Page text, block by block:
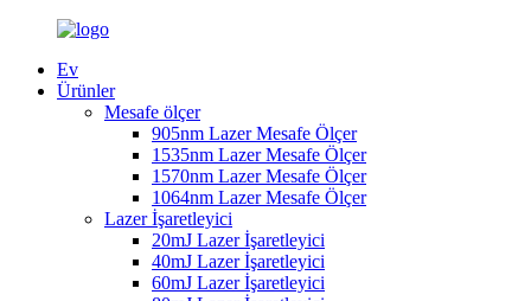
Ev
Ürünler
Mesafe ölçer
905nm Lazer Mesafe Ölçer
1535nm Lazer Mesafe Ölçer
1570nm Lazer Mesafe Ölçer
1064nm Lazer Mesafe Ölçer
Lazer İşaretleyici
20mJ Lazer İşaretleyici
40mJ Lazer İşaretleyici
60mJ Lazer İşaretleyici